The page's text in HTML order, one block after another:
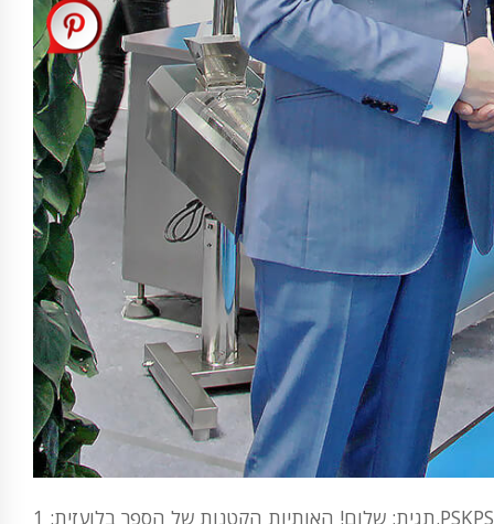
תגית: שלום! האותיות הקטנות של הספר בלועזית: 1.PSKPSKPSK,PSK: SealPSKPSK: 3. . . . . . . . . . שם הסרטון: Meadow Rush